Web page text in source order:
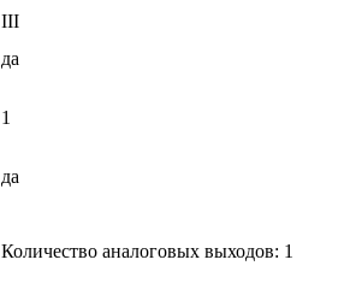
III
да
1
да
Количество аналоговых выходов: 1